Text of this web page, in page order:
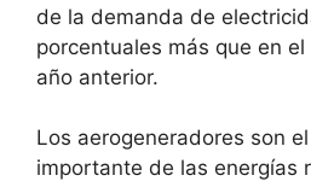
de la demanda de
porcentuales más que en
año anterior.
Los aerogeneradores son
importante de las energías